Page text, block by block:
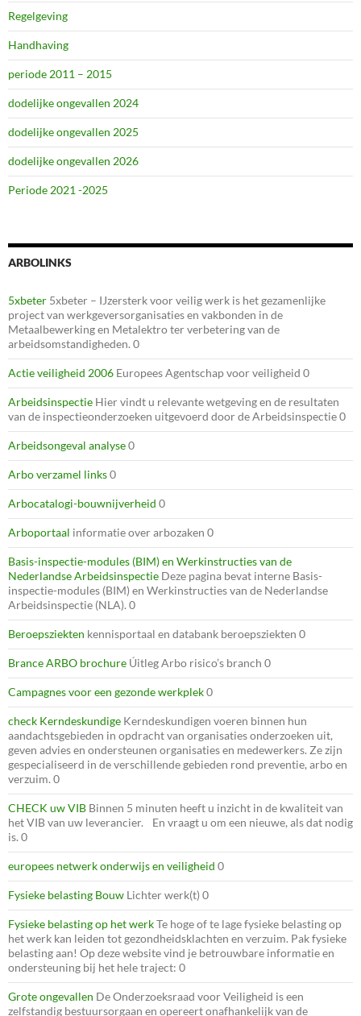
Regelgeving
Handhaving
periode 2011 – 2015
dodelijke ongevallen 2024
dodelijke ongevallen 2025
dodelijke ongevallen 2026
Periode 2021 -2025
ARBOLINKS
5xbeter 5xbeter – IJzersterk voor veilig werk is het gezamenlijke
project van werkgeversorganisaties en vakbonden in de
Metaalbewerking en Metalektro ter verbetering van de
arbeidsomstandigheden. 0
Actie veiligheid 2006 Europees Agentschap voor veiligheid 0
Arbeidsinspectie Hier vindt u relevante wetgeving en de resultaten
van de inspectieonderzoeken uitgevoerd door de Arbeidsinspectie 0
Arbeidsongeval analyse0
Arbo verzamel links0
Arbocatalogi-bouwnijverheid 0
Arboportaal informatie over arbozaken 0
Basis-inspectie-modules (BIM) en Werkinstructies van de
Nederlandse Arbeidsinspectie Deze pagina bevat interne Basis-
inspectie-modules (BIM) en Werkinstructies van de Nederlandse
Arbeidsinspectie (NLA). 0
Beroepsziekten kennisportaal en databank beroepsziekten 0
Brance ARBO brochure Úitleg Arbo risico’s branch 0
Campagnes voor een gezonde werkplek0
check Kerndeskundige Kerndeskundigen voeren binnen hun
aandachtsgebieden in opdracht van organisaties onderzoeken uit,
geven advies en ondersteunen organisaties en medewerkers. Ze zijn
gespecialiseerd in de verschillende gebieden rond preventie, arbo en
verzuim. 0
CHECK uw VIB Binnen 5 minuten heeft u inzicht in de kwaliteit van
het VIB van uw leverancier. En vraagt u om een nieuwe, als dat nodig
is. 0
europees netwerk onderwijs en veiligheid 0
Fysieke belasting Bouw Lichter werk(t) 0
Fysieke belasting op het werkTe hoge of te lage fysieke belasting op
het werk kan leiden tot gezondheidsklachten en verzuim. Pak fysieke
belasting aan! Op deze website vind je betrouwbare informatie en
ondersteuning bij het hele traject: 0
Grote ongevallen De Onderzoeksraad voor Veiligheid is een
zelfstandig bestuursorgaan en opereert onafhankelijk van de